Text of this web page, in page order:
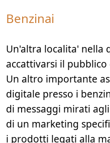
Benzinai
Un'altra localita' nella
accattivarsi il
Un altro importante
digitale presso i
di messaggi mirati
di un marketing
i prodotti legati alla